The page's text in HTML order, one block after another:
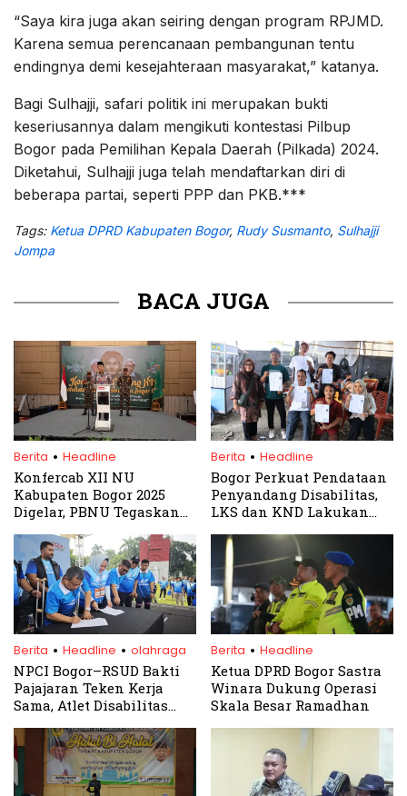
“Saya kira juga akan seiring dengan program RPJMD.
Karena semua perencanaan pembangunan tentu
endingnya demi kesejahteraan masyarakat,” katanya.
Bagi Sulhajji, safari politik ini merupakan bukti
keseriusannya dalam mengikuti kontestasi Pilbup
Bogor pada Pemilihan Kepala Daerah (Pilkada) 2024.
Diketahui, Sulhajji juga telah mendaftarkan diri di
beberapa partai, seperti PPP dan PKB.***
Tags: Ketua DPRD Kabupaten Bogor, Rudy Susmanto, Sulhajji
Jompa
BACA JUGA
Berita . Headline
Konfercab XII NU
Kabupaten Bogor 2025
Digelar, PBNU Tegaskan
Organisasi
Berita . Headline
Bogor Perkuat Pendataan
Penyandang Disabilitas,
LKS dan KND Lakukan
Berita . Headline . olahraga
NPCI Bogor–RSUD Bakti
Pajajaran Teken Kerja
Sama, Atlet Disabilitas
Khusus
Berita . Headline
Ketua DPRD Bogor Sastra
Winara Dukung Operasi
Skala Besar Ramadhan